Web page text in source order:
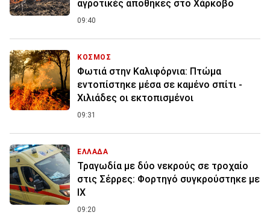
αγροτικές αποθήκες στο Χάρκοβο
09:40
ΚΟΣΜΟΣ
Φωτιά στην Καλιφόρνια: Πτώμα
εντοπίστηκε μέσα σε καμένο σπίτι -
Χιλιάδες οι εκτοπισμένοι
09:31
ΕΛΛΑΔΑ
Τραγωδία με δύο νεκρούς σε τροχαίο
στις Σέρρες: Φορτηγό συγκρούστηκε με
ΙΧ
09:20